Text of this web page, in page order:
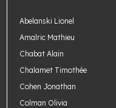
Abelanski Lionel
Amalric Mathieu
Chabat Alain
Chalamet Timothée
Cohen Jonathan
Colman Olivia